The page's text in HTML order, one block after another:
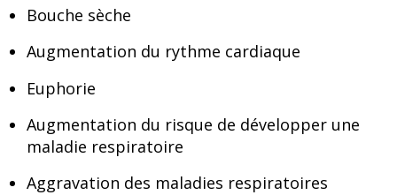
Bouche sèche
Augmentation du rythme cardiaque
Euphorie
Augmentation du risque de développer une
maladie respiratoire
Aggravation des maladies respiratoires